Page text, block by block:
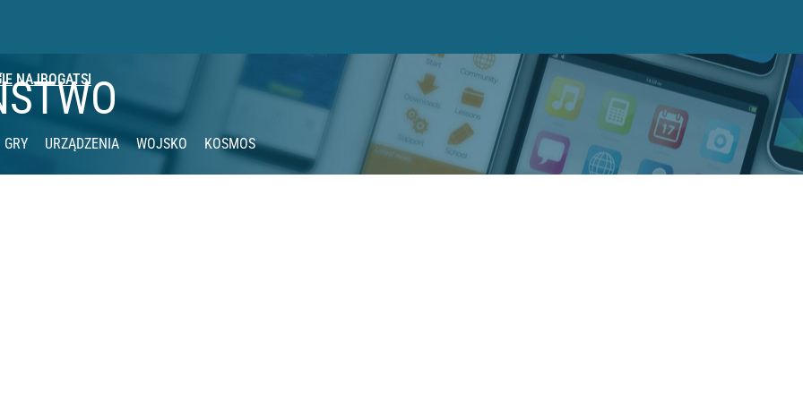
NAJBOGATSI
GRY URZĄDZENIA WOJSKO KOSMOS